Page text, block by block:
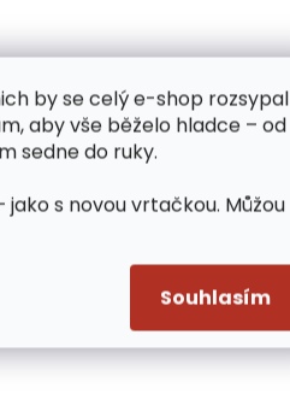
by se celý e-shop rozsypal
aby vše běželo hladce – od
sedne do ruky.
s novou vrtačkou. Můžou
Souhlasím